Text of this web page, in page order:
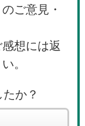
ご意見・
想には返
。
か？